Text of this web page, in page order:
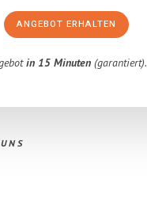
ANGEBOT ERHALTEN
in 15 Minuten(garantiert).